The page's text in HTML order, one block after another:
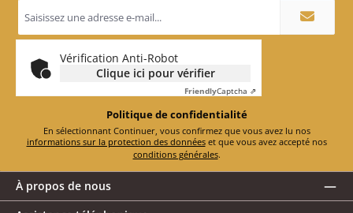
e-
mail
*
Vérification Anti-Robot
Clique ici pour vérifier
FriendlyCaptcha ⇗
Politique de confidentialité
En sélectionnant Continuer, vous confirmez que vous avez lu nos
informations sur la protection des données
et que vous avez accepté nos
conditions générales.
À propos de nous